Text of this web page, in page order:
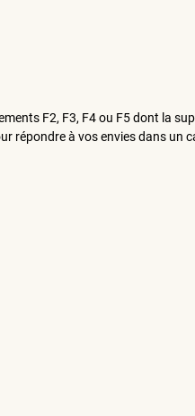
F2, F3, F4 ou F5 dont la
répondre à vos envies dans un